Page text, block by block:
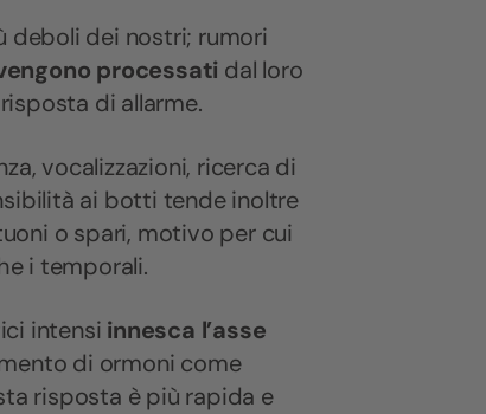
deboli dei nostri; rumori
processati dal loro
di allarme.
vocalizzazioni, ricerca di
ai botti tende inoltre
o spari, motivo per cui
i temporali.
intensi innesca l’asse
di ormoni come
risposta è più rapida e